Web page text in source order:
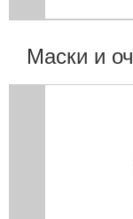
Маски и